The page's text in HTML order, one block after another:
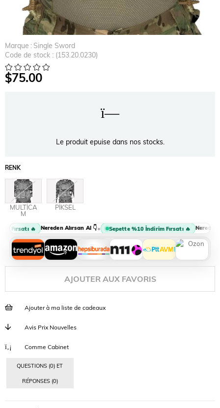
Marque : Single Sword
Code de stock
(153.20.0230)
$75.00
Le produit epuise dans nos stocks.
RENK
MULTİCA
M
PİKSEL
Fırsatı 🔥 Nereden Alırsan Al 👇 • Sepette %10 İndirim Fırsatı 🔥 Nereden
AJOUTER AUX FAVORIS
Ajouter à ma liste de cadeaux
Avis Prix Nouvelles
Comme Cabinet
QUESTIONS (0) ET
RÉPONSES (0)